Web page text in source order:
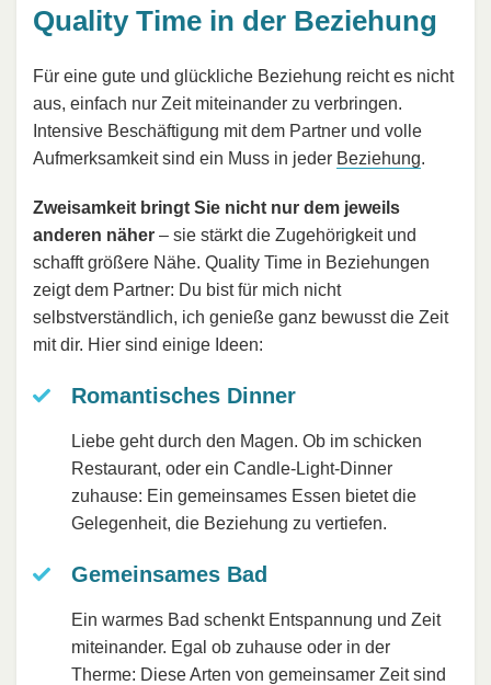
Quality Time in der Beziehung
Für eine gute und glückliche Beziehung reicht es nicht
aus, einfach nur Zeit miteinander zu verbringen.
Intensive Beschäftigung mit dem Partner und volle
Aufmerksamkeit sind ein Muss in jeder Beziehung.
Zweisamkeit bringt Sie nicht nur dem jeweils
anderen näher – sie stärkt die Zugehörigkeit und
schafft größere Nähe. Quality Time in Beziehungen
zeigt dem Partner: Du bist für mich nicht
selbstverständlich, ich genieße ganz bewusst die Zeit
mit dir. Hier sind einige Ideen:
Romantisches Dinner
Liebe geht durch den Magen. Ob im schicken
Restaurant, oder ein Candle-Light-Dinner
zuhause: Ein gemeinsames Essen bietet die
Gelegenheit, die Beziehung zu vertiefen.
Gemeinsames Bad
Ein warmes Bad schenkt Entspannung und Zeit
miteinander. Egal ob zuhause oder in der
Therme: Diese Arten von gemeinsamer Zeit sind